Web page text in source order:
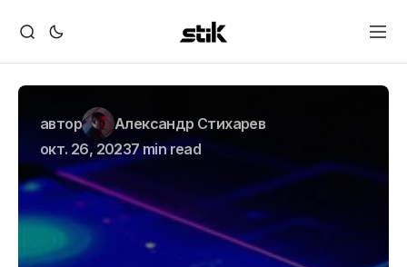
автор
Александр Стихарев
окт. 26, 20237 min read